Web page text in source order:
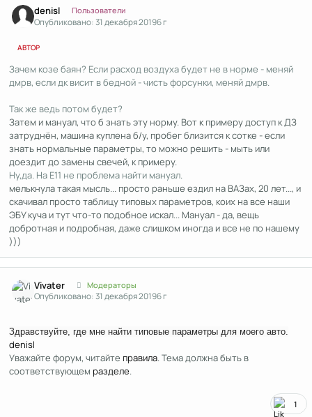
denisl Пользователи
Опубликовано:31 декабря 20196 г
АВТОР
Зачем козе баян? Если расход воздуха будет не в норме - меняй
дмрв, если дк висит в бедной - чисть форсунки, меняй дмрв.
Так же ведь потом будет?
Затем и мануал, что б знать эту норму. Вот к примеру доступ к ДЗ
затруднён, машина куплена б/у, пробег близится к сотке - если
знать нормальные параметры, то можно решить - мыть или
доездит до замены свечей, к примеру.
Ну,да. На Е11 не проблема найти мануал.
мелькнула такая мысль... просто раньше ездил на ВАЗах, 20 лет..., и
скачивал просто таблицу типовых параметров, коих на все наши
ЭБУ куча и тут что-то подобное искал... Мануал - да, вещь
добротная и подробная, даже слишком иногда и все не по нашему
)))
Vivater Модераторы
Опубликовано:31 декабря 20196 г
Здравствуйте, где мне найти типовые параметры для моего авто.
denisl
Уважайте форум, читайте правила. Тема должна быть в
соответствующем разделе.
1